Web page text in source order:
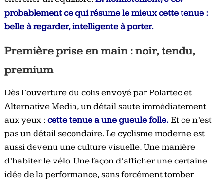
probablement ce qui résume le mieux cette tenue :
belle à regarder, intelligente à porter.
Première prise en main : noir, tendu,
premium
Dès l’ouverture du colis envoyé par Polartec et
Alternative Media, un détail saute immédiatement
aux yeux :cette tenue a une gueule folle.Et ce n’est
pas un détail secondaire. Le cyclisme moderne est
aussi devenu une culture visuelle. Une manière
d’habiter le vélo. Une façon d’afficher une certaine
idée de la performance, sans forcément tomber